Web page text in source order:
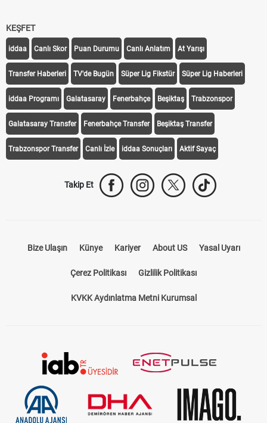
KEŞFET
iddaa Canlı Skor Puan Durumu Canlı Anlatım At Yarışı
Transfer Haberleri TV'de Bugün Süper Lig Fikstür Süper Lig Haberleri
iddaa Programı Galatasaray Fenerbahçe Beşiktaş Trabzonspor
Galatasaray Transfer Fenerbahçe Transfer Beşiktaş Transfer
Trabzonspor Transfer Canlı İzle iddaa Sonuçları Aktif Sayaç
Takip Et
Bize Ulaşın Künye Kariyer About US Yasal Uyarı
Çerez Politikası Gizlilik Politikası
KVKK Aydınlatma Metni Kurumsal